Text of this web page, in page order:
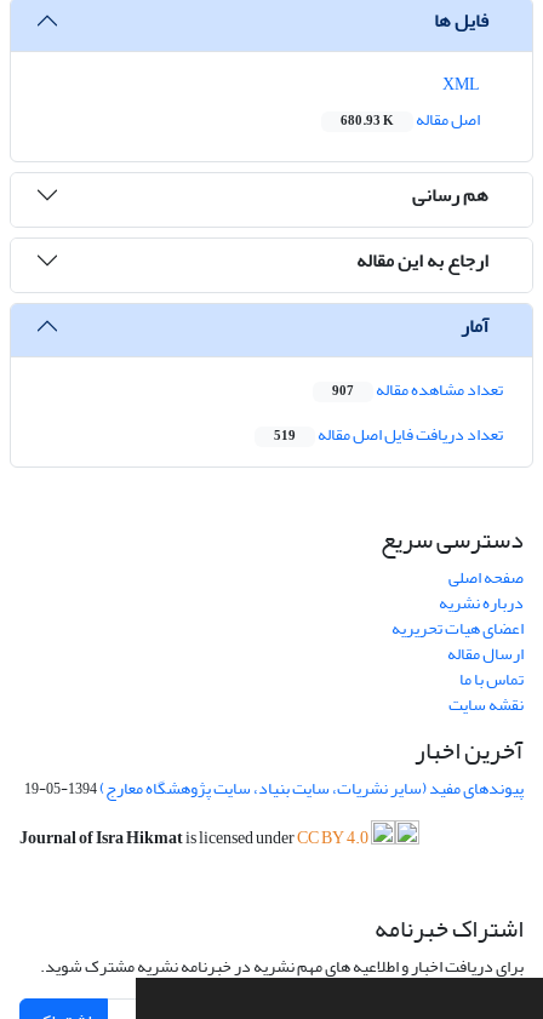
فایل ها
اصل مقاله
680.93 K
هم رسانی
ارجاع به این مقاله
آمار
تعداد مشاهده مقاله 907
تعداد دریافت فایل اصل مقاله 519
دسترسی سریع
صفحه اصلی
درباره نشریه
اعضای هیات تحریریه
ارسال مقاله
تماس با ما
نقشه سایت
آخرین اخبار
پیوندهای مفید (سایر نشریات، سایت بنیاد، سایت پژوهشگاه معارج)1394-05-19
Journal of Isra Hikmatis licensed underCC BY 4.0
اشتراک خبرنامه
برای دریافت اخبار و اطلاعیه های مهم نشریه در خبرنامه نشریه مشترک شوید.